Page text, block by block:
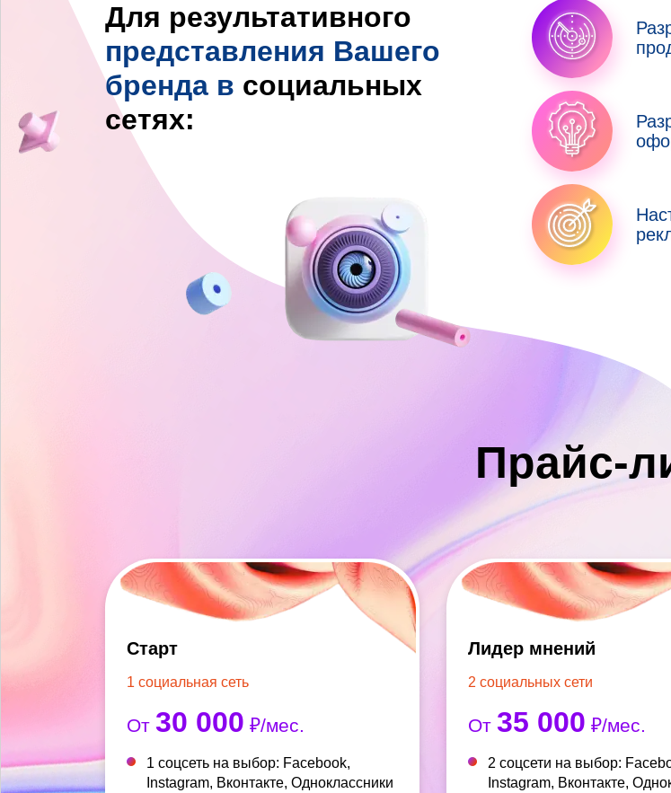
Для результативного
представления Вашего
бренда в социальных
сетях:
Прайс-
Старт
1 социальная сеть
От 30 000 ₽/мес.
1 соцсеть на выбор: Facebook,
Instagram, Вконтакте, Одноклассники
Лидер мнений
2 социальных сети
От 35 000 ₽/мес.
2 соцсети на выбор:
Instagram, Вконтакте,